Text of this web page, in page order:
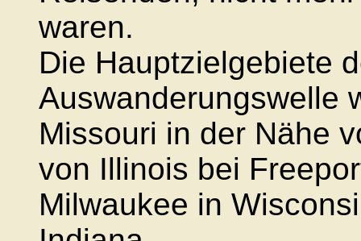
waren.
Die Hauptzielgebiete
Auswanderungswelle
Missouri in der Nähe
von Illinois bei
Milwaukee in